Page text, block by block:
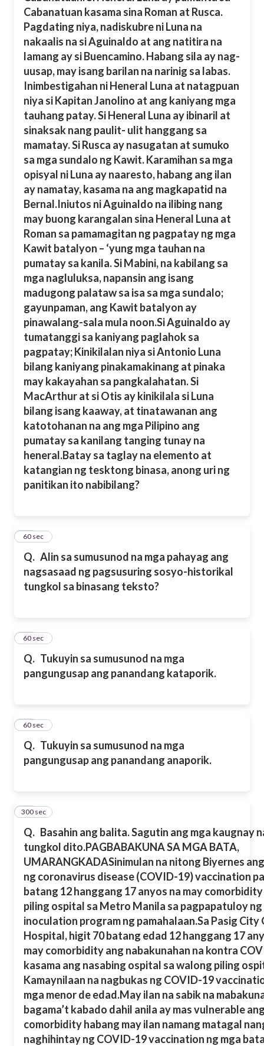
Cabanatuan kasama sina Roman at Rusca.
Pagdating niya, nadiskubre ni Luna na
nakaalis na si Aguinaldo at ang natitira na
lamang ay si Buencamino. Habang sila ay nag-
uusap, may isang barilan na narinig sa labas.
Inimbestigahan ni Heneral Luna at natagpuan
niya si Kapitan Janolino at ang kaniyang mga
tauhang patay. Si Heneral Luna ay ibinaril at
sinaksak nang paulit- ulit hanggang sa
mamatay. Si Rusca ay nasugatan at sumuko
sa mga sundalo ng Kawit. Karamihan sa mga
opisyal ni Luna ay naaresto, habang ang ilan
ay namatay, kasama na ang magkapatid na
Bernal.Iniutos ni Aguinaldo na ilibing nang
may buong karangalan sina Heneral Luna at
Roman sa pamamagitan ng pagpatay ng mga
Kawit batalyon – ‘yung mga tauhan na
pumatay sa kanila. Si Mabini, na kabilang sa
mga nagluluksa, napansin ang isang
madugong palataw sa isa sa mga sundalo;
gayunpaman, ang Kawit batalyon ay
pinawalang-sala mula noon.Si Aguinaldo ay
tumatanggi sa kaniyang paglahok sa
pagpatay; Kinikilalan niya si Antonio Luna
bilang kaniyang pinakamakinang at pinaka
may kakayahan sa pangkalahatan. Si
MacArthur at si Otis ay kinikilala si Luna
bilang isang kaaway, at tinatawanan ang
katotohanan na ang mga Pilipino ang
pumatay sa kanilang tanging tunay na
heneral.Batay sa taglay na elemento at
katangian ng tesktong binasa, anong uri ng
panitikan ito nabibilang?
Q. Alin sa sumusunod na mga pahayag ang
nagsasaad ng pagsusuring sosyo-historikal
tungkol sa binasang teksto?
16
60 sec
Q. Tukuyin sa sumusunod na mga
pangungusap ang panandang kataporik.
17
60 sec
Q. Tukuyin sa sumusunod na mga
pangungusap ang panandang anaporik.
18
60 sec
Q. Basahin ang balita. Sagutin ang mga kaugnay
tungkol dito.PAGBABAKUNA SA MGA BATA,
UMARANGKADASinimulan na nitong Biyernes
ng coronavirus disease (COVID-19) vaccination
batang 12 hanggang 17 anyos na may comorbidity
piling ospital sa Metro Manila sa pagpapatuloy ng
inoculation program ng pamahalaan.Sa Pasig City
Hospital, higit 70 batang edad 12 hanggang 17
may comorbidity ang nabakunahan na kontra
kasama ang nasabing ospital sa walong piling
Kamaynilaan na nagbukas ng COVID-19
mga menor de edad.May ilan na sabik na
bagama’t kabado dahil anila ay mas vulnerable
comorbidity habang may ilan namang matagal
naghihintay ng COVID-19 vaccination ng mga
19
300 sec